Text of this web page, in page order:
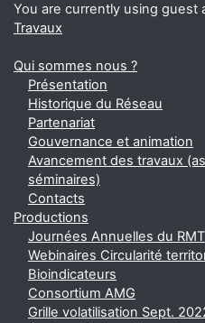
You are currently using guest
Travaux
Qui sommes nous ?
Présentation
Historique du Réseau
Partenariat
Gouvernance et animation
Avancement des travaux
séminaires)
Contacts
Productions
Journées Annuelles du RMT
Webinaires Circularité
Bioindicateurs
Consortium AMG
Grille volatilisation Sept.